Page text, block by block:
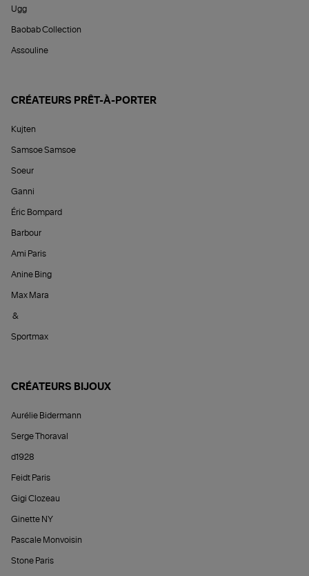
Ugg
Baobab Collection
Assouline
CRÉATEURS PRÊT-À-PORTER
Kujten
Samsoe Samsoe
Soeur
Ganni
Éric Bompard
Barbour
Ami Paris
Anine Bing
Max Mara
&
Sportmax
CRÉATEURS BIJOUX
Aurélie Bidermann
Serge Thoraval
d1928
Feidt Paris
Gigi Clozeau
Ginette NY
Pascale Monvoisin
Stone Paris